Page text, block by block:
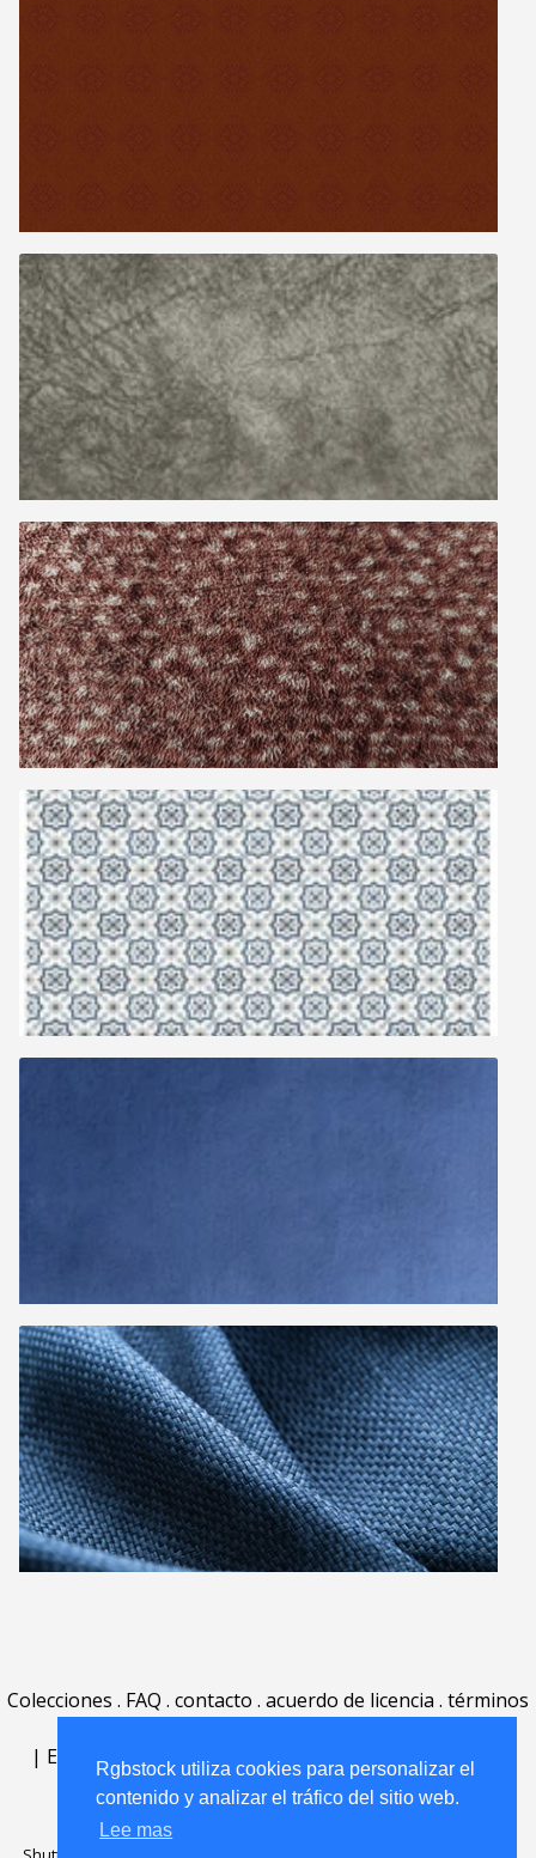
Rgbstock utiliza cookies para personalizar el
contenido y analizar el tráfico del sitio web.
Lee mas
Colecciones . FAQ . contacto . acuerdo de licencia . términos
| English | Deutsch| Español Português
Nederlands|